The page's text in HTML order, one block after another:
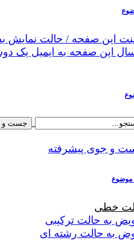
این صفحه / حالت نمایش
این صفحه به ایمیل یک
و جوی پیشرفته
موضوع
خطی
به حالت ترکیبی
به حالت رشته ای